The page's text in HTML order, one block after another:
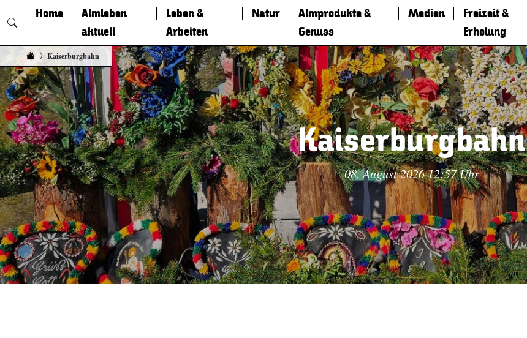
Zum Inhalt springen
Home
Almleben
aktuell
Leben &
Arbeiten
Natur
Almprodukte &
Genuss
Medien
Freizeit &
Erholung
Kaiserburgbahn
Kaiserburgbahn
08. August 2026 12:57 Uhr